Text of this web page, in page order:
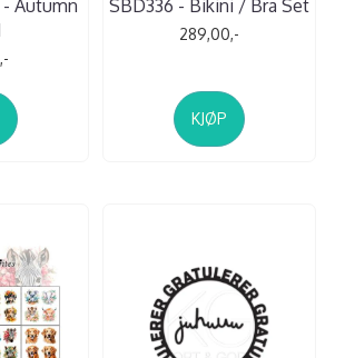
Autumn
SBD336 - Bikini / Bra Set
289,00,-
KJØP